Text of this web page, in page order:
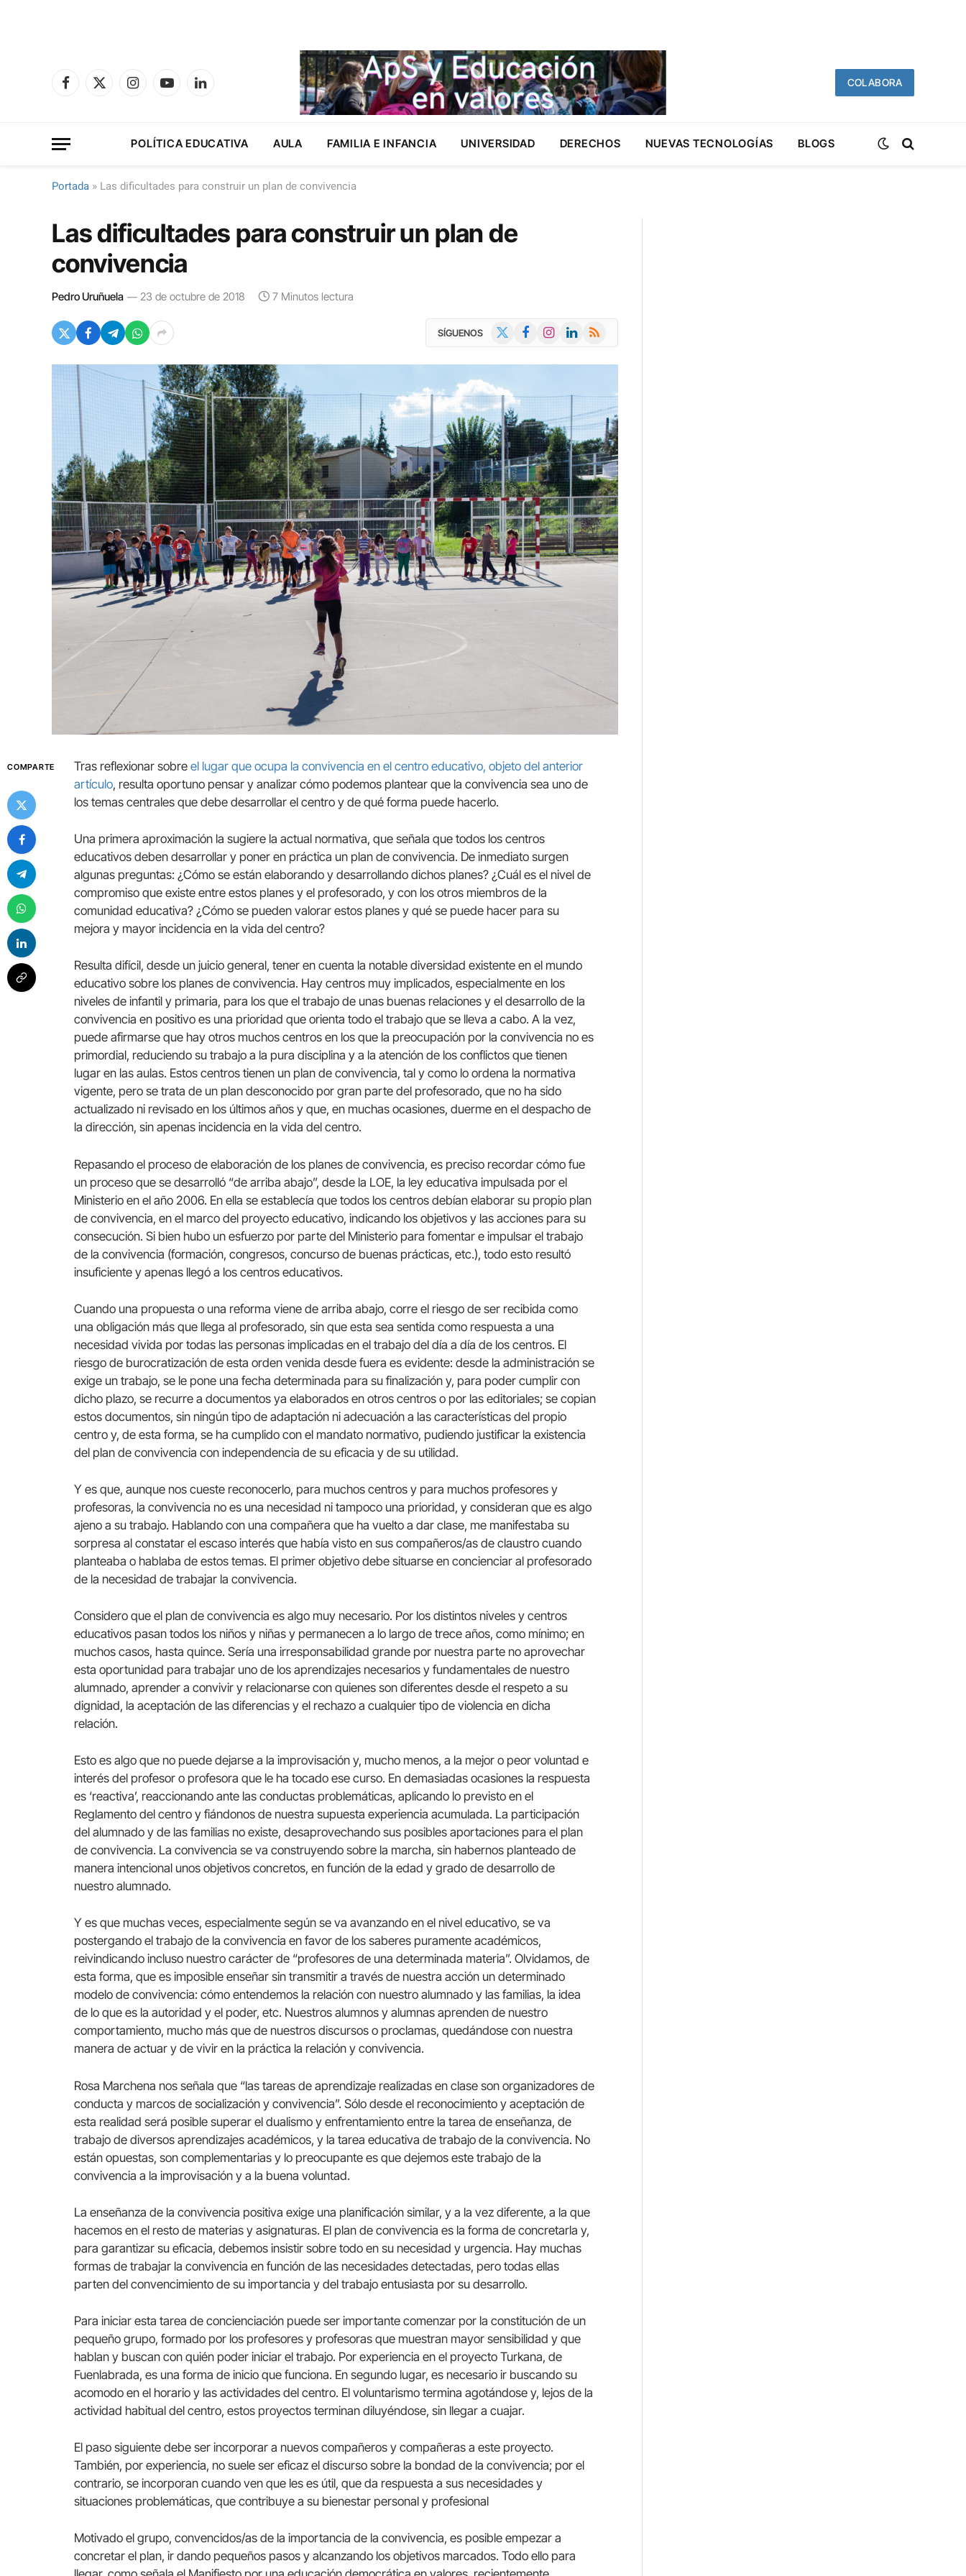
Facebook
X
InstagramYouTubeLinkedIn
COLABORA
POLÍTICA EDUCATIVA AULA FAMILIA E INFANCIA UNIVERSIDAD DERECHOS NUEVAS TECNOLOGÍAS BLOGS
Portada » Las dificultades para construir un plan de convivencia
Las dificultades para construir un plan de
convivencia
Pedro Uruñuela 23 de octubre de 2018 7 Minutos lectura
SÍGUENOS FacebookInstagramLinkedIn
RSS
COMPARTE Tras reflexionar sobre el lugar que ocupa la convivencia en el centro educativo, objeto del anterior
artículo, resulta oportuno pensar y analizar cómo podemos plantear que la convivencia sea uno de
los temas centrales que debe desarrollar el centro y de qué forma puede hacerlo.
Una primera aproximación la sugiere la actual normativa, que señala que todos los centros
educativos deben desarrollar y poner en práctica un plan de convivencia. De inmediato surgen
algunas preguntas: ¿Cómo se están elaborando y desarrollando dichos planes? ¿Cuál es el nivel de
compromiso que existe entre estos planes y el profesorado, y con los otros miembros de la
comunidad educativa? ¿Cómo se pueden valorar estos planes y qué se puede hacer para su
mejora y mayor incidencia en la vida del centro?
Resulta difícil, desde un juicio general, tener en cuenta la notable diversidad existente en el mundo
educativo sobre los planes de convivencia. Hay centros muy implicados, especialmente en los
niveles de infantil y primaria, para los que el trabajo de unas buenas relaciones y el desarrollo de la
convivencia en positivo es una prioridad que orienta todo el trabajo que se lleva a cabo. A la vez,
puede afirmarse que hay otros muchos centros en los que la preocupación por la convivencia no es
primordial, reduciendo su trabajo a la pura disciplina y a la atención de los conflictos que tienen
lugar en las aulas. Estos centros tienen un plan de convivencia, tal y como lo ordena la normativa
vigente, pero se trata de un plan desconocido por gran parte del profesorado, que no ha sido
actualizado ni revisado en los últimos años y que, en muchas ocasiones, duerme en el despacho de
la dirección, sin apenas incidencia en la vida del centro.
Repasando el proceso de elaboración de los planes de convivencia, es preciso recordar cómo fue
un proceso que se desarrolló “de arriba abajo”, desde la LOE, la ley educativa impulsada por el
Ministerio en el año 2006. En ella se establecía que todos los centros debían elaborar su propio plan
de convivencia, en el marco del proyecto educativo, indicando los objetivos y las acciones para su
consecución. Si bien hubo un esfuerzo por parte del Ministerio para fomentar e impulsar el trabajo
de la convivencia (formación, congresos, concurso de buenas prácticas, etc.), todo esto resultó
insuficiente y apenas llegó a los centros educativos.
Cuando una propuesta o una reforma viene de arriba abajo, corre el riesgo de ser recibida como
una obligación más que llega al profesorado, sin que esta sea sentida como respuesta a una
necesidad vivida por todas las personas implicadas en el trabajo del día a día de los centros. El
riesgo de burocratización de esta orden venida desde fuera es evidente: desde la administración se
exige un trabajo, se le pone una fecha determinada para su finalización y, para poder cumplir con
dicho plazo, se recurre a documentos ya elaborados en otros centros o por las editoriales; se copian
estos documentos, sin ningún tipo de adaptación ni adecuación a las características del propio
centro y, de esta forma, se ha cumplido con el mandato normativo, pudiendo justificar la existencia
del plan de convivencia con independencia de su eficacia y de su utilidad.
Y es que, aunque nos cueste reconocerlo, para muchos centros y para muchos profesores y
profesoras, la convivencia no es una necesidad ni tampoco una prioridad, y consideran que es algo
ajeno a su trabajo. Hablando con una compañera que ha vuelto a dar clase, me manifestaba su
sorpresa al constatar el escaso interés que había visto en sus compañeros/as de claustro cuando
planteaba o hablaba de estos temas. El primer objetivo debe situarse en concienciar al profesorado
de la necesidad de trabajar la convivencia.
Considero que el plan de convivencia es algo muy necesario. Por los distintos niveles y centros
educativos pasan todos los niños y niñas y permanecen a lo largo de trece años, como mínimo; en
muchos casos, hasta quince. Sería una irresponsabilidad grande por nuestra parte no aprovechar
esta oportunidad para trabajar uno de los aprendizajes necesarios y fundamentales de nuestro
alumnado, aprender a convivir y relacionarse con quienes son diferentes desde el respeto a su
dignidad, la aceptación de las diferencias y el rechazo a cualquier tipo de violencia en dicha
relación.
Esto es algo que no puede dejarse a la improvisación y, mucho menos, a la mejor o peor voluntad e
interés del profesor o profesora que le ha tocado ese curso. En demasiadas ocasiones la respuesta
es ‘reactiva’, reaccionando ante las conductas problemáticas, aplicando lo previsto en el
Reglamento del centro y fiándonos de nuestra supuesta experiencia acumulada. La participación
del alumnado y de las familias no existe, desaprovechando sus posibles aportaciones para el plan
de convivencia. La convivencia se va construyendo sobre la marcha, sin habernos planteado de
manera intencional unos objetivos concretos, en función de la edad y grado de desarrollo de
nuestro alumnado.
Y es que muchas veces, especialmente según se va avanzando en el nivel educativo, se va
postergando el trabajo de la convivencia en favor de los saberes puramente académicos,
reivindicando incluso nuestro carácter de “profesores de una determinada materia”. Olvidamos, de
esta forma, que es imposible enseñar sin transmitir a través de nuestra acción un determinado
modelo de convivencia: cómo entendemos la relación con nuestro alumnado y las familias, la idea
de lo que es la autoridad y el poder, etc. Nuestros alumnos y alumnas aprenden de nuestro
comportamiento, mucho más que de nuestros discursos o proclamas, quedándose con nuestra
manera de actuar y de vivir en la práctica la relación y convivencia.
Rosa Marchena nos señala que “las tareas de aprendizaje realizadas en clase son organizadores de
conducta y marcos de socialización y convivencia”. Sólo desde el reconocimiento y aceptación de
esta realidad será posible superar el dualismo y enfrentamiento entre la tarea de enseñanza, de
trabajo de diversos aprendizajes académicos, y la tarea educativa de trabajo de la convivencia. No
están opuestas, son complementarias y lo preocupante es que dejemos este trabajo de la
convivencia a la improvisación y a la buena voluntad.
La enseñanza de la convivencia positiva exige una planificación similar, y a la vez diferente, a la que
hacemos en el resto de materias y asignaturas. El plan de convivencia es la forma de concretarla y,
para garantizar su eficacia, debemos insistir sobre todo en su necesidad y urgencia. Hay muchas
formas de trabajar la convivencia en función de las necesidades detectadas, pero todas ellas
parten del convencimiento de su importancia y del trabajo entusiasta por su desarrollo.
Para iniciar esta tarea de concienciación puede ser importante comenzar por la constitución de un
pequeño grupo, formado por los profesores y profesoras que muestran mayor sensibilidad y que
hablan y buscan con quién poder iniciar el trabajo. Por experiencia en el proyecto Turkana, de
Fuenlabrada, es una forma de inicio que funciona. En segundo lugar, es necesario ir buscando su
acomodo en el horario y las actividades del centro. El voluntarismo termina agotándose y, lejos de la
actividad habitual del centro, estos proyectos terminan diluyéndose, sin llegar a cuajar.
El paso siguiente debe ser incorporar a nuevos compañeros y compañeras a este proyecto.
También, por experiencia, no suele ser eficaz el discurso sobre la bondad de la convivencia; por el
contrario, se incorporan cuando ven que les es útil, que da respuesta a sus necesidades y
situaciones problemáticas, que contribuye a su bienestar personal y profesional
Motivado el grupo, convencidos/as de la importancia de la convivencia, es posible empezar a
concretar el plan, ir dando pequeños pasos y alcanzando los objetivos marcados. Todo ello para